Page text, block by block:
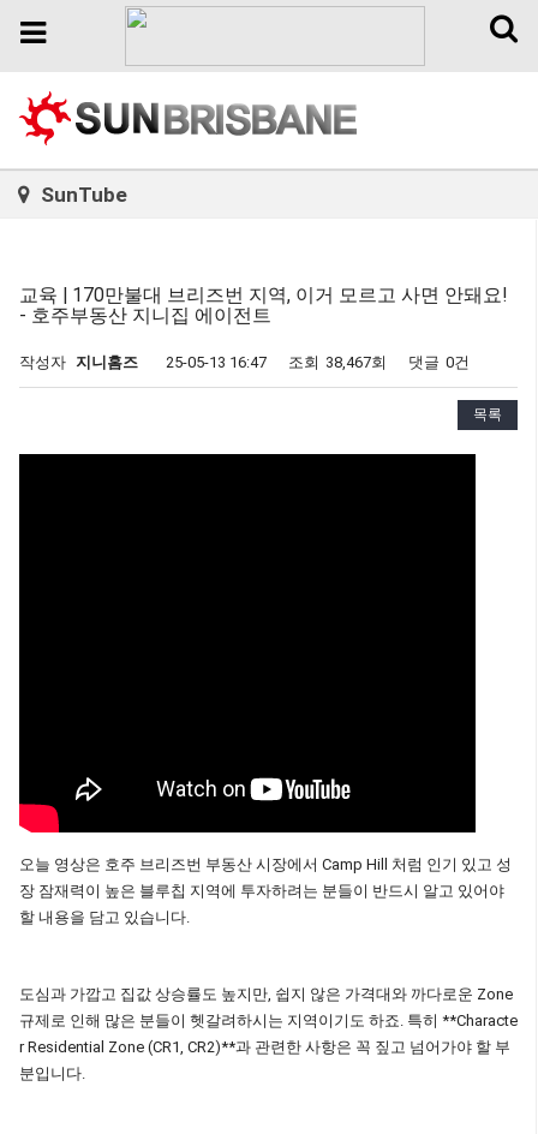
Toggle
Toggle
SunTube
교육 | 170만불대 브리즈번 지역, 이거 모르고 사면 안돼요!
- 호주부동산 지니집 에이전트
작성자 지니홈즈 25-05-13 16:47 조회 38,467회 댓글 0건
목록
오늘 영상은 호주 브리즈번 부동산 시장에서 Camp Hill 처럼 인기 있고 성
장 잠재력이 높은 블루칩 지역에 투자하려는 분들이 반드시 알고 있어야
할 내용을 담고 있습니다.
도심과 가깝고 집값 상승률도 높지만, 쉽지 않은 가격대와 까다로운 Zone
규제로 인해 많은 분들이 헷갈려하시는 지역이기도 하죠. 특히 **Characte
r Residential Zone (CR1, CR2)**과 관련한 사항은 꼭 짚고 넘어가야 할 부
분입니다.